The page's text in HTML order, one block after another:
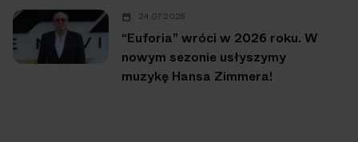
24.07.2025
“Euforia” wróci w 2026 roku. W
nowym sezonie usłyszymy
muzykę Hansa Zimmera!